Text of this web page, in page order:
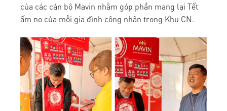
của các cán bộ Mavin nhằm góp phần mang lại Tết
ấm no của mỗi gia đình công nhân trong Khu CN.